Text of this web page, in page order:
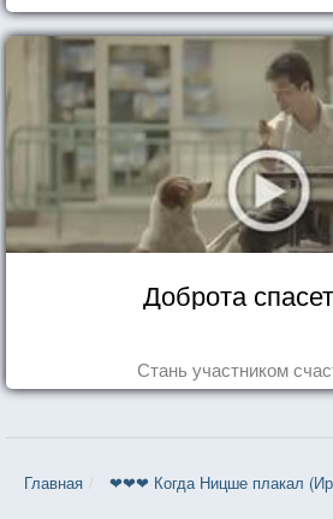
Доброта
Стань участником
Главная ❤❤❤ Когда Ницше плакал